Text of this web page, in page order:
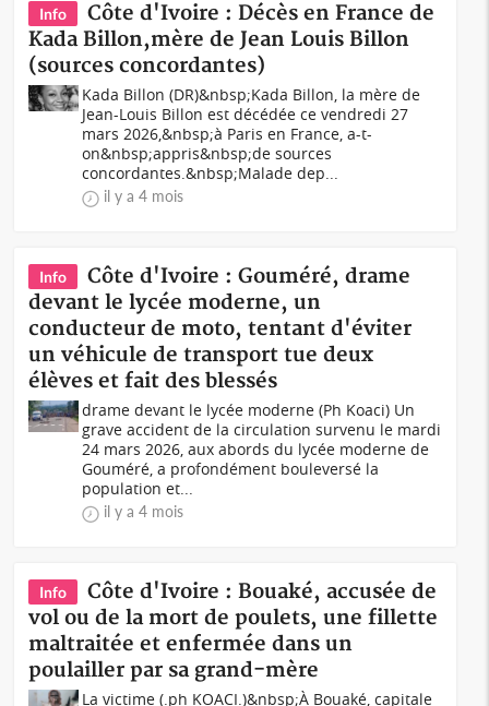
Info
Côte d'Ivoire : Décès en France de
Kada Billon,mère de Jean Louis Billon
(sources concordantes)
Kada Billon (DR)&nbsp;Kada Billon, la mère de
Jean-Louis Billon est décédée ce vendredi 27
mars 2026,&nbsp;à Paris en France, a-t-
on&nbsp;appris&nbsp;de sources
concordantes.&nbsp;Malade dep...
il y a 4 mois
Info
Côte d'Ivoire : Gouméré, drame
devant le lycée moderne, un
conducteur de moto, tentant d'éviter
un véhicule de transport tue deux
élèves et fait des blessés
drame devant le lycée moderne (Ph Koaci) Un
grave accident de la circulation survenu le mardi
24 mars 2026, aux abords du lycée moderne de
Gouméré, a profondément bouleversé la
population et...
il y a 4 mois
Info
Côte d'Ivoire : Bouaké, accusée de
vol ou de la mort de poulets, une fillette
maltraitée et enfermée dans un
poulailler par sa grand-mère
La victime (.ph KOACI.)&nbsp;À Bouaké, capitale